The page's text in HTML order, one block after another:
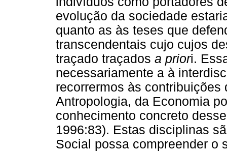
evolução da sociedade
quanto as às teses que
transcendentais cujo cujos
traçado traçados a priori.
necessariamente a à
recorrermos às
Antropologia, da Economia
conhecimento concreto
1996:83). Estas disciplinas
Social possa compreender o